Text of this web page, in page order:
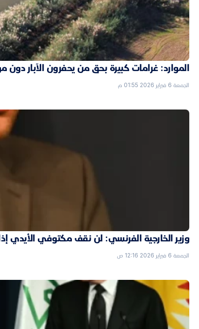
الموارد: غرامات كبيرة بحق من يحفرون الآبار دون
الجمعة 6 فبراير 2026 01:55 م
وزير الخارجية الفرنسي: لن نقف مكتوفي الأيدي
الجمعة 6 فبراير 2026 12:16 ص